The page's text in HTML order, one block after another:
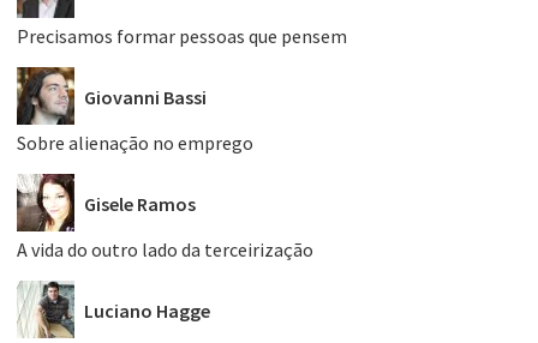
Precisamos formar pessoas que pensem
Giovanni Bassi
Sobre alienação no emprego
Gisele Ramos
A vida do outro lado da terceirização
Luciano Hagge